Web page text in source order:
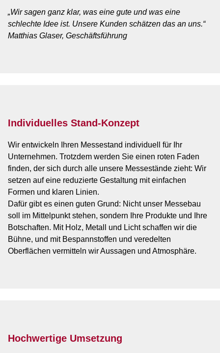
„Wir sagen ganz klar, was eine gute und was eine
schlechte Idee ist. Unsere Kunden schätzen das an uns.“
Matthias Glaser, Geschäftsführung
Individuelles Stand-Konzept
Wir entwickeln Ihren Messestand individuell für Ihr
Unternehmen. Trotzdem werden Sie einen roten Faden
finden, der sich durch alle unsere Messestände zieht: Wir
setzen auf eine reduzierte Gestaltung mit einfachen
Formen und klaren Linien.
Dafür gibt es einen guten Grund: Nicht unser Messebau
soll im Mittelpunkt stehen, sondern Ihre Produkte und Ihre
Botschaften. Mit Holz, Metall und Licht schaffen wir die
Bühne, und mit Bespannstoffen und veredelten
Oberflächen vermitteln wir Aussagen und Atmosphäre.
Hochwertige Umsetzung